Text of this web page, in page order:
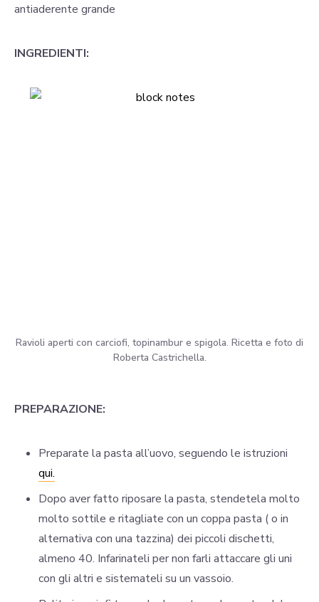
antiaderente grande
INGREDIENTI:
Ravioli aperti con carciofi, topinambur e spigola. Ricetta e foto di
Roberta Castrichella.
PREPARAZIONE:
Preparate la pasta all’uovo, seguendo le istruzioni
qui.
Dopo aver fatto riposare la pasta, stendetela molto
molto sottile e ritagliate con un coppa pasta ( o in
alternativa con una tazzina) dei piccoli dischetti,
almeno 40. Infarinateli per non farli attaccare gli uni
con gli altri e sistemateli su un vassoio.